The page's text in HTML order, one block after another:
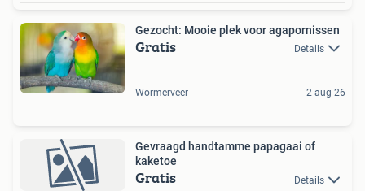
Gezocht: Mooie plek voor agapornissen
Gratis Details
Wormerveer 2 aug 26
Gevraagd handtamme papagaai of
kaketoe
Gratis Details